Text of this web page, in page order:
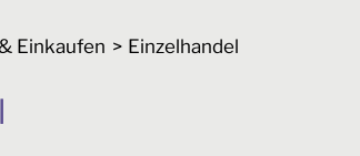
Einkaufen Einzelhandel